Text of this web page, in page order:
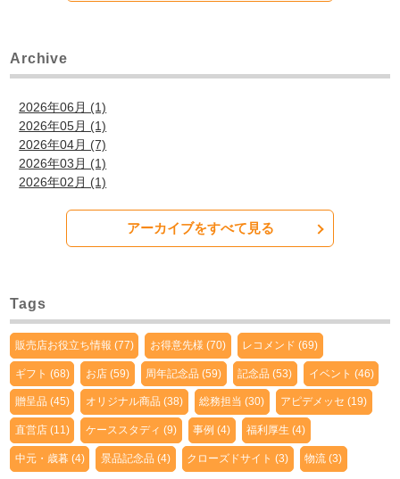
Archive
2026年06月 (1)
2026年05月 (1)
2026年04月 (7)
2026年03月 (1)
2026年02月 (1)
アーカイブをすべて見る
Tags
販売店お役立ち情報 (77) お得意先様 (70) レコメンド (69)
ギフト (68) お店 (59) 周年記念品 (59) 記念品 (53) イベント (46)
贈呈品 (45) オリジナル商品 (38) 総務担当 (30) アピデメッセ (19)
直営店 (11) ケーススタディ (9) 事例 (4) 福利厚生 (4)
中元・歳暮 (4) 景品記念品 (4) クローズドサイト (3) 物流 (3)